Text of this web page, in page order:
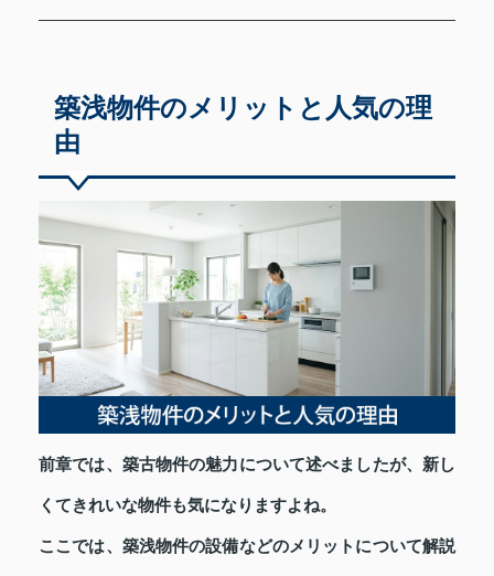
築浅物件のメリットと人気の理
由
前章では、築古物件の魅力について述べましたが、新し
くてきれいな物件も気になりますよね。
ここでは、築浅物件の設備などのメリットについて解説